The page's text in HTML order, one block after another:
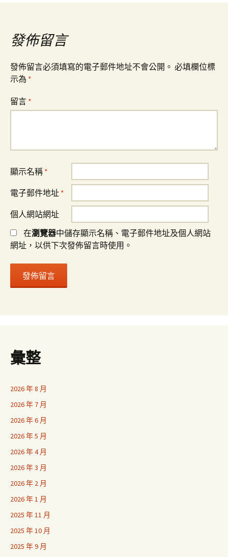
導
覽發佈留言
發佈留言必須填寫的電子郵件地址不會公開。 必填欄位標
示為 *
留言 *
顯示名稱 *
電子郵件地址 *
個人網站網址
在瀏覽器中儲存顯示名稱、電子郵件地址及個人網站
網址，以供下次發佈留言時使用。
彙整
2026 年 8 月
2026 年 7 月
2026 年 6 月
2026 年 5 月
2026 年 4 月
2026 年 3 月
2026 年 2 月
2026 年 1 月
2025 年 11 月
2025 年 10 月
2025 年 9 月